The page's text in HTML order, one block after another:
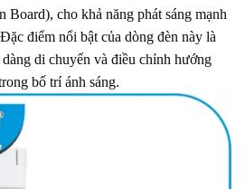
cho khả năng phát sáng mạnh
điểm nổi bật của dòng đèn này là
di chuyển và điều chỉnh hướng
bố trí ánh sáng.